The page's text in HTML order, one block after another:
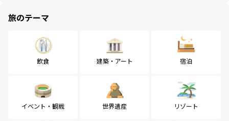
旅のテーマ
飲食 建築・アート 宿泊
イベント・観戦 世界遺産 リゾート